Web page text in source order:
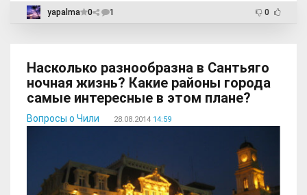
yapalma 0 1 0
Насколько разнообразна в Сантьяго
ночная жизнь? Какие районы города
самые интересные в этом плане?
Вопросы о Чили 28.08.2014 14:59